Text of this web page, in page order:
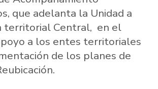
que adelanta la Unidad a
territorial Central, en el
a los entes territoriales
de los planes de